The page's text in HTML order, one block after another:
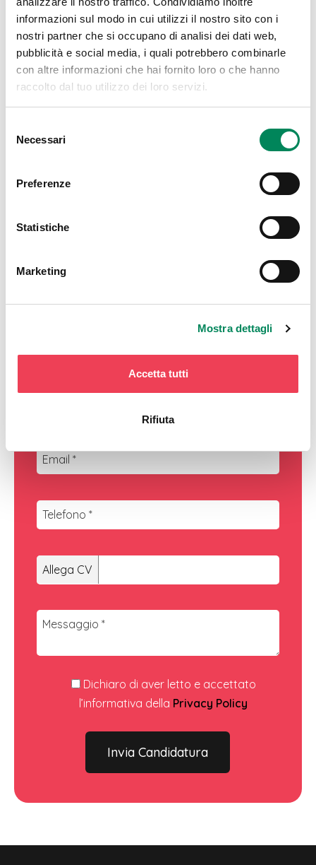
informazioni sul modo in cui utilizzi il nostro sito con i
nostri partner che si occupano di analisi dei dati web,
pubblicità e social media, i quali potrebbero combinarle
con altre informazioni che hai fornito loro o che hanno
raccolto dal tuo utilizzo dei loro servizi.
delNecessari
Preferenze
Statistiche
Marketing
Mostra dettagli
Accetta tutti
Rifiuta
CI HANNO SCELTO
Graphic Web Designer
Dichiaro di aver letto e accettato
l’informativa della Privacy Policy